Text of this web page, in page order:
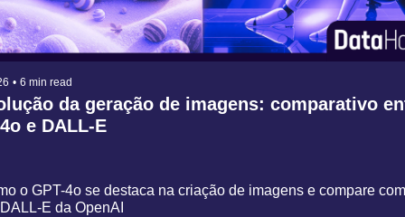
• 6 min read
da geração de imagens: comparativo
e DALL-E
o GPT-4o se destaca na criação de imagens e compare
E da OpenAI